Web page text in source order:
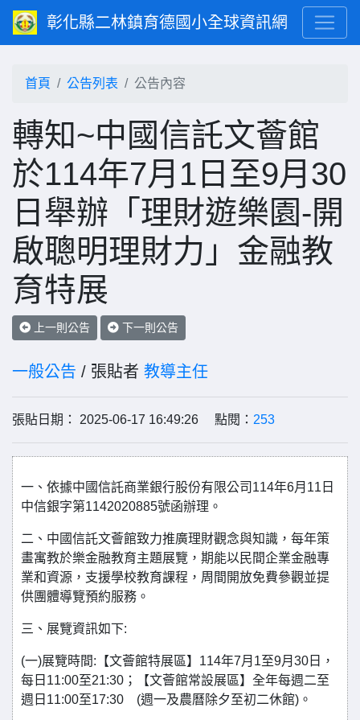
彰化縣二林鎮育德國小全球資訊網
首頁 公告列表 公告內容
轉知~中國信託文薈館
於114年7月1日至9月30
日舉辦「理財遊樂園-開
啟聰明理財力」金融教
育特展
上一則公告 下一則公告
一般公告 / 張貼者 教導主任
張貼日期： 2025-06-17 16:49:26 點閱： 253
一、依據中國信託商業銀行股份有限公司114年6月11日
中信銀字第1142020885號函辦理。
二、中國信託文薈館致力推廣理財觀念與知識，每年策
畫寓教於樂金融教育主題展覽，期能以民間企業金融專
業和資源，支援學校教育課程，周間開放免費參觀並提
供團體導覽預約服務。
三、展覽資訊如下:
(一)展覽時間:【文薈館特展區】114年7月1至9月30日，
每日11:00至21:30；【文薈館常設展區】全年每週二至
週日11:00至17:30 (週一及農曆除夕至初二休館)。